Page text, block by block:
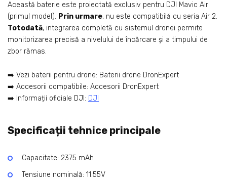
Această baterie este proiectată exclusiv pentru DJI Mavic Air
(primul model). Prin urmare, nu este compatibilă cu seria Air 2.
Totodată, integrarea completă cu sistemul dronei permite
monitorizarea precisă a nivelului de încărcare și a timpului de
zbor rămas.
➡️ Vezi baterii pentru drone: Baterii drone DronExpert
➡️ Accesorii compatibile: Accesorii DronExpert
➡️ Informații oficiale DJI: DJI
Specificații tehnice principale
Capacitate: 2375 mAh
Tensiune nominală: 11.55V